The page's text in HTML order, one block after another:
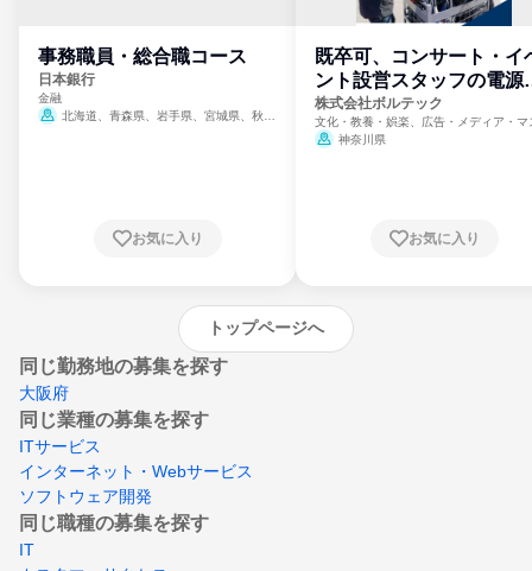
事務職員・総合職コース
日本銀行
金融
北海道、青森県、岩手県、宮城県、秋田
崎県、熊本県、大分県、宮崎県、鹿児島県、
お気に入り
既卒可、コンサート・イ
ント設営スタッフの電源
門
株式会社ボルテック
文化・教養・娯楽、広告・メディア・マ
ミ、電力・ガス・水道・エネルギー
神奈川県
お気に入り
トップページへ
同じ勤務地の募集を探す
大阪府
同じ業種の募集を探す
ITサービス
インターネット・Webサービス
ソフトウェア開発
同じ職種の募集を探す
IT